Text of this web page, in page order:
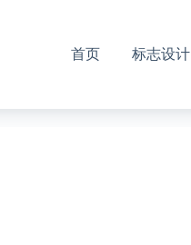
首页 标志设计